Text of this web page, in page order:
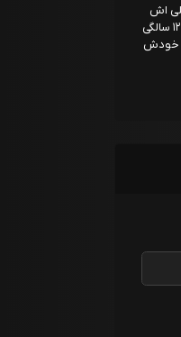
اش
خانواده و دوستانش بوده است معین زد از ۹ سالگی خواندن را شروع کرد و فعالیت خود را در سن ۱۲ سالگی
خودش